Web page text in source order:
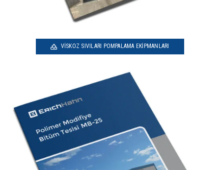
VISKOZ SIVILARI POMPALAMA EKIPMANLARI